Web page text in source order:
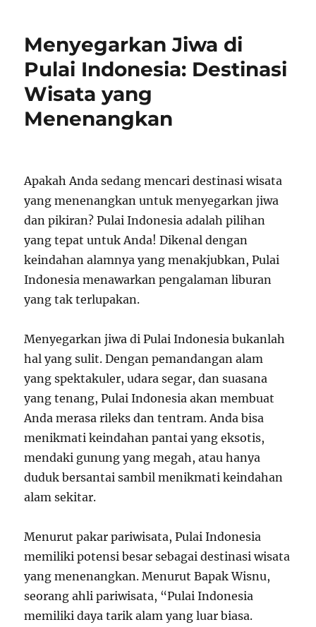
Menyegarkan Jiwa di
Pulai Indonesia: Destinasi
Wisata yang
Menenangkan
Apakah Anda sedang mencari destinasi wisata
yang menenangkan untuk menyegarkan jiwa
dan pikiran? Pulai Indonesia adalah pilihan
yang tepat untuk Anda! Dikenal dengan
keindahan alamnya yang menakjubkan, Pulai
Indonesia menawarkan pengalaman liburan
yang tak terlupakan.
Menyegarkan jiwa di Pulai Indonesia bukanlah
hal yang sulit. Dengan pemandangan alam
yang spektakuler, udara segar, dan suasana
yang tenang, Pulai Indonesia akan membuat
Anda merasa rileks dan tentram. Anda bisa
menikmati keindahan pantai yang eksotis,
mendaki gunung yang megah, atau hanya
duduk bersantai sambil menikmati keindahan
alam sekitar.
Menurut pakar pariwisata, Pulai Indonesia
memiliki potensi besar sebagai destinasi wisata
yang menenangkan. Menurut Bapak Wisnu,
seorang ahli pariwisata, “Pulai Indonesia
memiliki daya tarik alam yang luar biasa.